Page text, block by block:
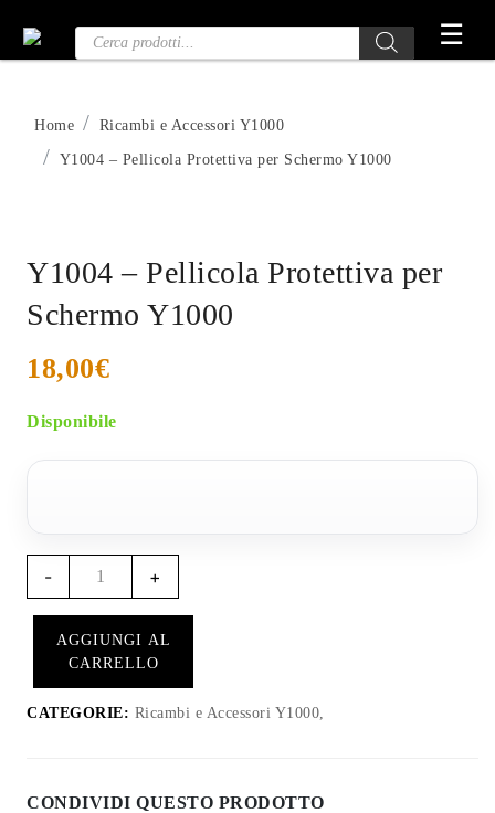
contenuto
Ricerca
prodotti
☰
Home Ricambi e Accessori Y1000
Y1004 – Pellicola Protettiva per Schermo Y1000
Y1004 – Pellicola Protettiva per
Schermo Y1000
18,00€
Disponibile
-
Protettiva
Schermo
+
AGGIUNGI AL
CARRELLO
CATEGORIE: Ricambi e Accessori Y1000,
CONDIVIDI QUESTO PRODOTTO